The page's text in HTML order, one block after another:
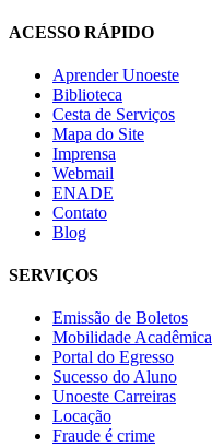
ACESSO RÁPIDO
Aprender Unoeste
Biblioteca
Cesta de Serviços
Mapa do Site
Imprensa
Webmail
ENADE
Contato
Blog
SERVIÇOS
Emissão de Boletos
Mobilidade Acadêmica
Portal do Egresso
Sucesso do Aluno
Unoeste Carreiras
Locação
Fraude é crime